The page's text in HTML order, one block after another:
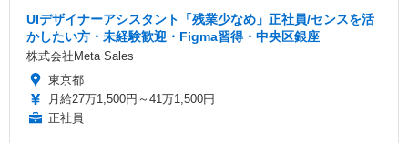
UIデザイナーアシスタント「残業少なめ」正社員/センスを活
かしたい方・未経験歓迎・Figma習得・中央区銀座
株式会社Meta Sales
東京都
月給27万1,500円～41万1,500円
正社員